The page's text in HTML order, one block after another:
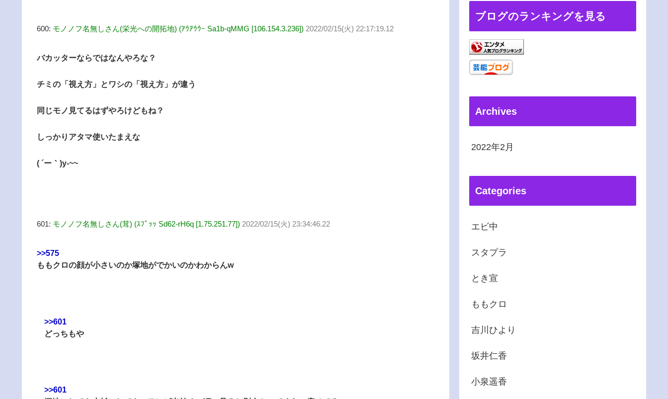
600: モノノフ名無しさん(栄光への開拓地) (ｱｳｱｳｳｰ Sa1b-qMMG [106.154.3.236]) 2022/02/15(火) 22:17:19.12
バカッターならではなんやろな？
チミの「視え方」とワシの「視え方」が違う
同じモノ見てるはずやろけどもね？
しっかりアタマ使いたまえな
( ´ー｀)y-~~
601: モノノフ名無しさん(茸) (ｽﾌﾟｯｯ Sd62-rH6q [1.75.251.77]) 2022/02/15(火) 23:34:46.22
>>575
ももクロの顔が小さいのか塚地がでかいのかわからんw
>>601
どっちもや
>>601
ブログのランキングを見る
Archives
2022年2月
Categories
エビ中
スタプラ
とき宣
ももクロ
吉川ひより
坂井仁香
小泉遥香